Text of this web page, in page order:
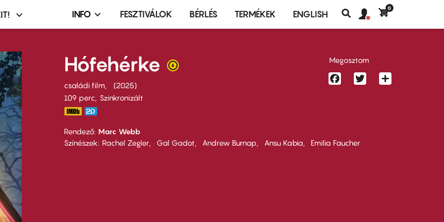
Infó,
terembérlés
menü
INFO FESZTIVÁLOK BÉRLÉS TERMÉKEK ENGLISH
Keresés
fiók
Felhasználói
0
Hófehérke
családi film
2025
109 perc,
Szinkronizált
Rendező Marc Webb
Színészek
Rachel Zegler Gal Gadot Andrew Burnap Ansu Kabia Emilia Faucher
Megosztom
FacebookTwitter